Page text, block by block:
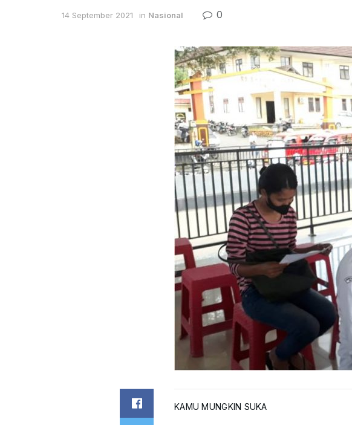
14 September 2021 in Nasional 0
KAMU MUNGKIN SUKA